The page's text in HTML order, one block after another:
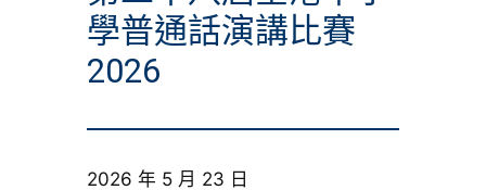
學校活動
學普通話演講比賽
2026
2026 年 5 月 23 日